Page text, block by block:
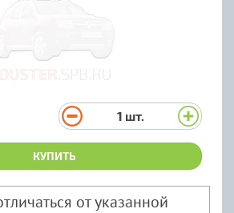
1 шт.
КУПИТЬ
от указанной